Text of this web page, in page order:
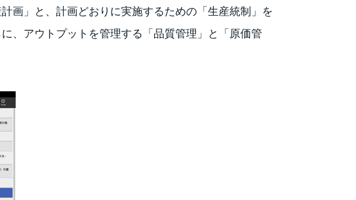
画」と、計画どおりに実施するための「生産統制」を
、アウトプットを管理する「品質管理」と「原価管